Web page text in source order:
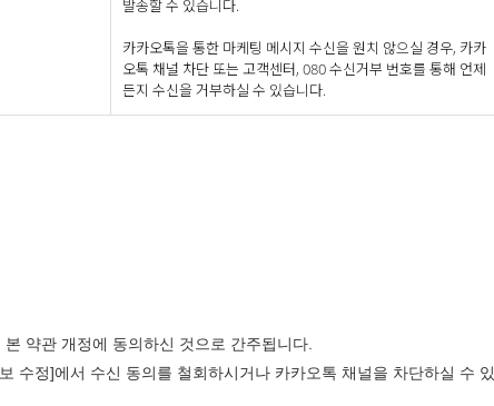
발송할 수 있습니다.
카카오톡을 통한 마케팅 메시지 수신을 원치 않으실 경우, 카카
오톡 채널 차단 또는 고객센터, 080 수신거부 번호를 통해 언제
든지 수신을 거부하실 수 있습니다.
약관 개정에 동의하신 것으로 간주됩니다.
수정]에서 수신 동의를 철회하시거나 카카오톡 채널을 차단하실 수 있